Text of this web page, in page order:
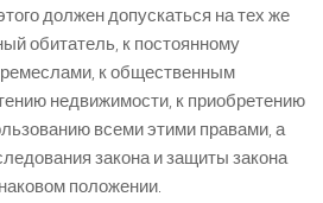
должен допускаться на тех же
обитатель, к постоянному
к общественным
недвижимости, к приобретению
всеми этими правами, а
закона и защиты закона
положении.